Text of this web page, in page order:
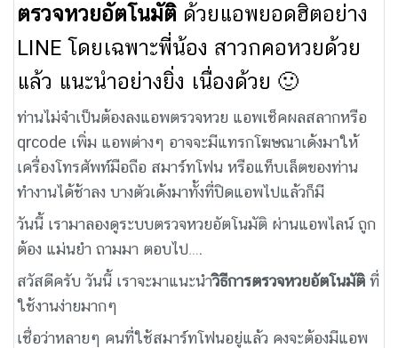
ตรวจหวยอัตโนมัติ ด้วยแอพยอดฮิตอย่าง
LINE โดยเฉพาะพี่น้อง สาวกคอหวยด้วย
แล้ว แนะนำอย่างยิ่ง เนื่องด้วย 🙂
ท่านไม่จำเป็นต้องลงแอพตรวจหวย แอพเช็คผลสลากหรือ
qrcode เพิ่ม แอพต่างๆ อาจจะมีแทรกโฆษณาเด้งมาให้
เครื่องโทรศัพท์มือถือ สมาร์ทโฟน หรือแท็บเล็ตของท่าน
ทำงานได้ช้าลง บางตัวเด้งมาทั้งที่ปิดแอพไปแล้วก็มี
วันนี้ เรามาลองดูระบบตรวจหวยอัตโนมัติ ผ่านแอพไลน์ ถูก
ต้อง แม่นยำ ถามมา ตอบไป….
สวัสดีครับ วันนี้ เราจะมาแนะนำวิธีการตรวจหวยอัตโนมัติ ที่
ใช้งานง่ายมากๆ
เชื่อว่าหลายๆ คนที่ใช้สมาร์ทโฟนอยู่แล้ว คงจะต้องมีแอพ